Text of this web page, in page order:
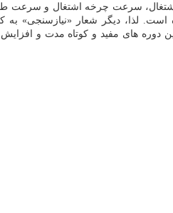
اشتغال، سرعت چرخه اشتغال و
شده است. لذا، دیگر شعار «نیازسنجی»
دوره های مفید و کوتاه مدت و